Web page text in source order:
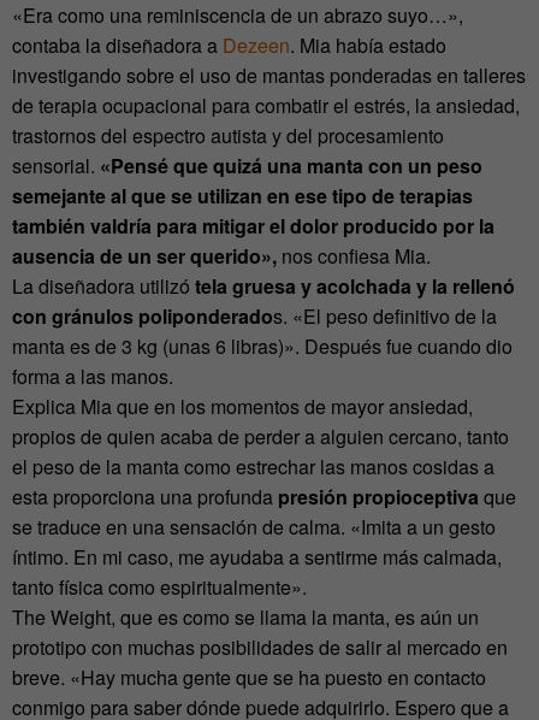
«Era como una reminiscencia de un abrazo suyo…»,
contaba la diseñadora a Dezeen. Mia había estado
investigando sobre el uso de mantas ponderadas en talleres
de terapia ocupacional para combatir el estrés, la ansiedad,
trastornos del espectro autista y del procesamiento
sensorial. «Pensé que quizá una manta con un peso
semejante al que se utilizan en ese tipo de terapias
también valdría para mitigar el dolor producido por la
ausencia de un ser querido», nos confiesa Mia.
La diseñadora utilizó tela gruesa y acolchada y la rellenó
con gránulos poliponderados. «El peso definitivo de la
manta es de 3 kg (unas 6 libras)». Después fue cuando dio
forma a las manos.
Explica Mia que en los momentos de mayor ansiedad,
propios de quien acaba de perder a alguien cercano, tanto
el peso de la manta como estrechar las manos cosidas a
esta proporciona una profunda presión propioceptiva que
se traduce en una sensación de calma. «Imita a un gesto
íntimo. En mi caso, me ayudaba a sentirme más calmada,
tanto física como espiritualmente».
The Weight, que es como se llama la manta, es aún un
prototipo con muchas posibilidades de salir al mercado en
breve. «Hay mucha gente que se ha puesto en contacto
conmigo para saber dónde puede adquirirlo. Espero que a